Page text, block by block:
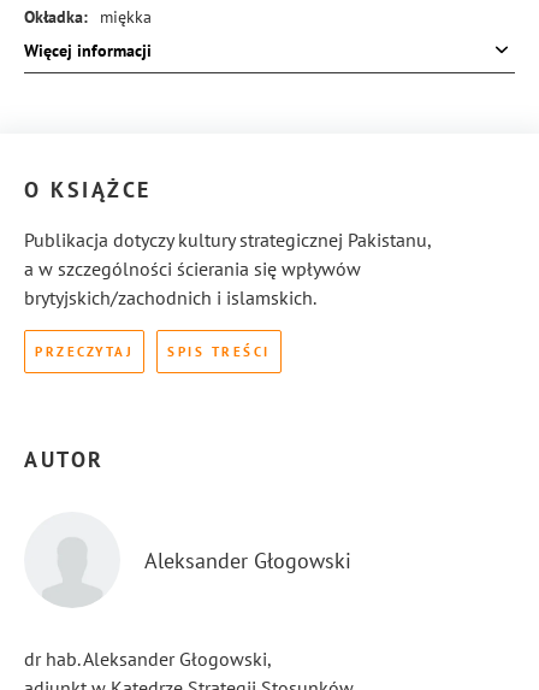
Okładka:
miękka
Rodzaj oprawy: blok klejony
Więcej informacji
O KSIĄŻCE
Publikacja dotyczy kultury strategicznej Pakistanu,
a w szczególności ścierania się wpływów
brytyjskich/zachodnich i islamskich.
PRZECZYTAJ SPIS TREŚCI
AUTOR
Aleksander Głogowski
dr hab. Aleksander Głogowski,